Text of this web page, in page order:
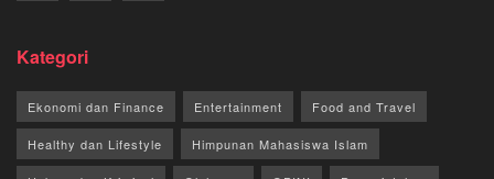
Kategori
Ekonomi dan Finance Entertainment Food and Travel
Healthy dan Lifestyle Himpunan Mahasiswa Islam